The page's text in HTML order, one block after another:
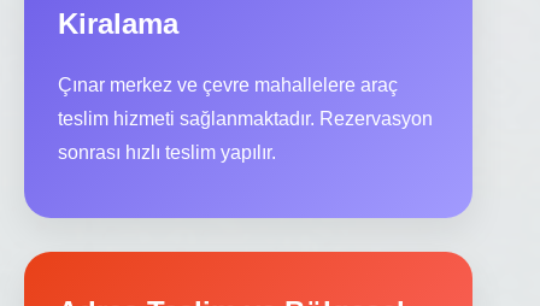
Kiralama
Çınar merkez ve çevre mahallelere araç
teslim hizmeti sağlanmaktadır. Rezervasyon
sonrası hızlı teslim yapılır.